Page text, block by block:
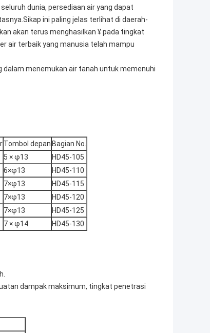
dunia, persediaan air yang dapat
ini paling jelas terlihat di daerah-
akan terus menghasilkan ¥ pada tingkat
air terbaik yang manusia telah mampu
menemukan air tanah untuk memenuhi
Tombol depan Bagian No.
5 × φ13
HD45-105
6×φ13
HD45-110
7×φ13
HD45-115
7×φ13
HD45-120
7×φ13
HD45-125
7 × φ14 HD45-130
dampak maksimum, tingkat penetrasi